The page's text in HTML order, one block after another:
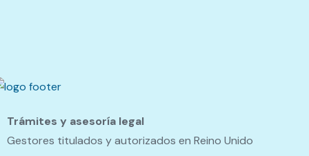
Trámites y asesoría legal
Gestores titulados y autorizados en Reino Unido